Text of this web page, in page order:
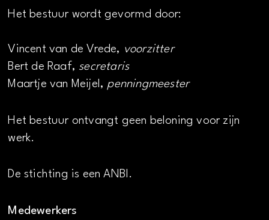
Het bestuur wordt gevormd door:
Vincent van de Vrede, voorzitter
Bert de Raaf, secretaris
Maartje van Meijel, penningmeester
Het bestuur ontvangt geen beloning voor zijn
werk.
De stichting is een ANBI.
Medewerkers